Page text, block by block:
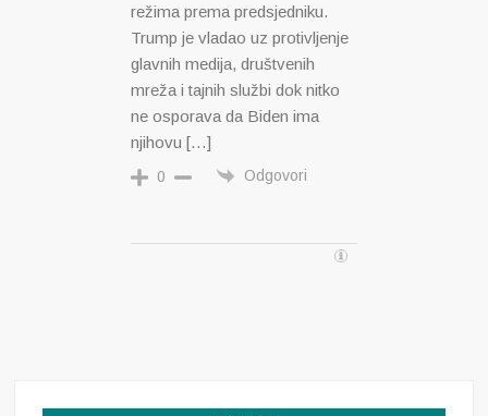
režima prema predsjedniku.
Trump je vladao uz protivljenje
glavnih medija, društvenih
mreža i tajnih službi dok nitko
ne osporava da Biden ima
njihovu […]
0 Odgovori